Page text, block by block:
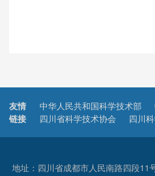
友情
链接
中华人民共和国科学技术部
四川省科学技术协会
四川
地址：四川省成都市人民南路四段11